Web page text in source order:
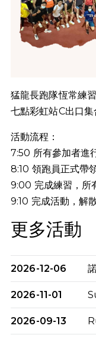
猛龍長跑隊恆常練習
七點彩虹站C出口集
活動流程：
7:50 所有參加者進
8:10 領跑員正式帶
9:00 完成練習，所
9:10 完成活動，解
更多活動
2026-12-06
2026-11-01
2026-09-13